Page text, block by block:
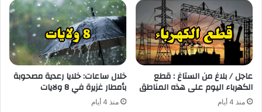
عاجل / بلاغ من الستاغ : قطع
الكهرباء اليوم على هذه المناطق
منذ 4 أيام
خلال ساعات: خلايا رعدية مصحوبة
بأمطار غزيرة في 8 ولايات
منذ 4 أيام